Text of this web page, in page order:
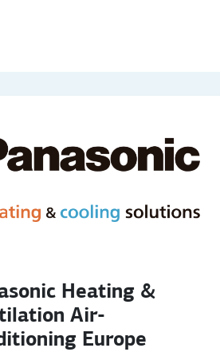
Heating &
Air-
Europe